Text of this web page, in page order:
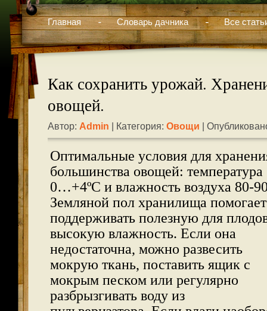
Главная Словарь дачника Все
Как сохранить урожай.
овощей.
Автор: Admin | Категория: Овощи |
Оптимальные условия для
большинства овощей: температура
0…+4ºС и влажность воздуха 80-
Земляной пол хранилища помогает
поддерживать полезную для
высокую влажность. Если она
недостаточна, можно развесить
мокрую ткань, поставить ящик с
мокрым песком или регулярно
разбрызгивать воду из